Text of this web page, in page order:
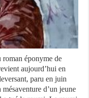
roman éponyme de
aujourd’hui en
paru en juin
d’un jeune